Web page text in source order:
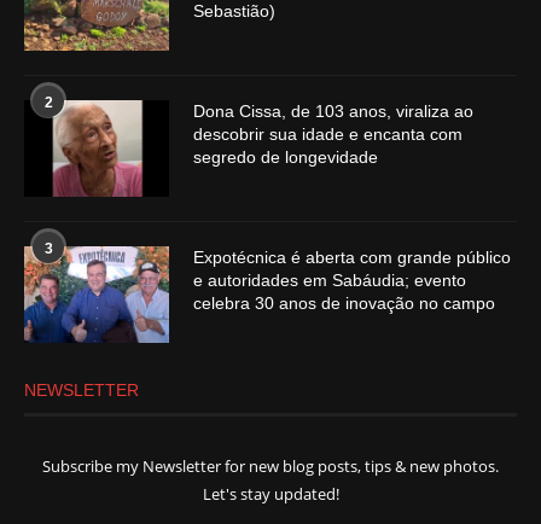
Sebastião)
2
Dona Cissa, de 103 anos, viraliza ao
descobrir sua idade e encanta com
segredo de longevidade
3
Expotécnica é aberta com grande público
e autoridades em Sabáudia; evento
celebra 30 anos de inovação no campo
NEWSLETTER
Subscribe my Newsletter for new blog posts, tips & new photos.
Let's stay updated!